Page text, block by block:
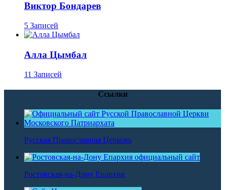
Виктор Бондарев
5 Записей
Алла Цымбал
11 Записей
Ссылки
Русская Православная Церковь
Ростовская-на-Дону Епархия